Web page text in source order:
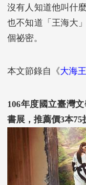
沒有人知道他叫什
也不知道「王海大
個祕密。
本文節錄自《大海
106年度國立臺灣
書展，推薦價3本75